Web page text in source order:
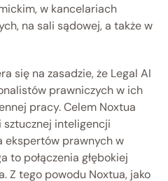
w kancelariach
na sali sądowej, a także w
się na zasadzie, że Legal AI
prawniczych w ich
pracy. Celem Noxtua
inteligencji
ekspertów prawnych w
to połączenia głębokiej
Z tego powodu Noxtua, jako